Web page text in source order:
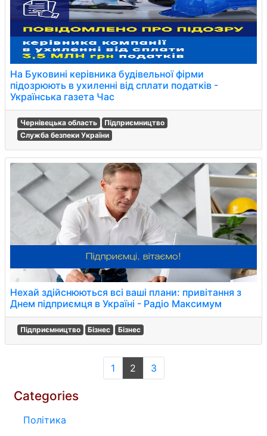
На Буковині керівника будівельної фірми
підозрюють в ухиленні від сплати податків -
Українська газета Час
Чернівецька область
Підприємництво
Служба безпеки України
Нехай здійснюються всі ваші плани: привітання з
Днем підприємця в Україні - Радіо Максимум
Підприємництво Бізнес Бізнес
1 2 3
Categories
Політика